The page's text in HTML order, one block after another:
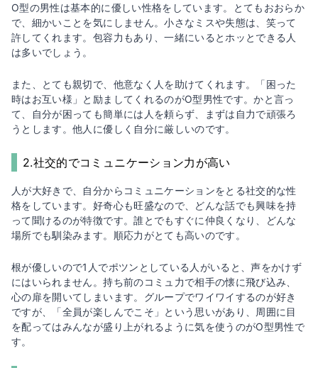
O型の男性は基本的に優しい性格をしています。とてもおおらか
で、細かいことを気にしません。小さなミスや失態は、笑って
許してくれます。包容力もあり、一緒にいるとホッとできる人
は多いでしょう。
また、とても親切で、他意なく人を助けてくれます。「困った
時はお互い様」と励ましてくれるのがO型男性です。かと言っ
て、自分が困っても簡単には人を頼らず、まずは自力で頑張ろ
うとします。他人に優しく自分に厳しいのです。
2.社交的でコミュニケーション力が高い
人が大好きで、自分からコミュニケーションをとる社交的な性
格をしています。好奇心も旺盛なので、どんな話でも興味を持
って聞けるのが特徴です。誰とでもすぐに仲良くなり、どんな
場所でも馴染みます。順応力がとても高いのです。
根が優しいので1人でポツンとしている人がいると、声をかけず
にはいられません。持ち前のコミュ力で相手の懐に飛び込み、
心の扉を開いてしまいます。グループでワイワイするのが好き
ですが、「全員が楽しんでこそ」という思いがあり、周囲に目
を配ってはみんなが盛り上がれるように気を使うのがO型男性で
す。